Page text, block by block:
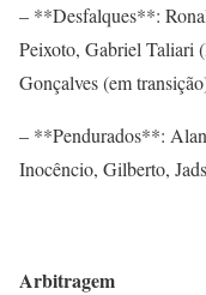
– **Desfalques**:
Peixoto, Gabriel Taliari
Gonçalves (em
– **Pendurados**:
Inocêncio, Gilberto,
Arbitragem